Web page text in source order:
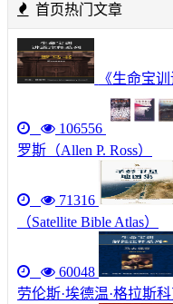
首页热门文章
《生命宝
106556
罗斯（Allen P. Ross）
71316
（Satellite Bible Atlas）
60048
劳伦斯·埃德温·格拉斯